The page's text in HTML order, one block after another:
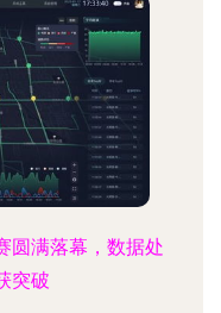
圆满落幕，数据处
突破